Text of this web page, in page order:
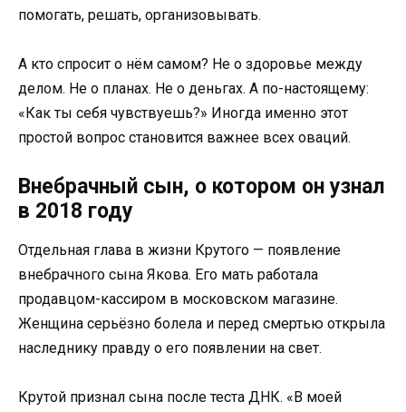
помогать, решать, организовывать.
А кто спросит о нём самом? Не о здоровье между
делом. Не о планах. Не о деньгах. А по-настоящему:
«Как ты себя чувствуешь?» Иногда именно этот
простой вопрос становится важнее всех оваций.
Внебрачный сын, о котором он узнал
в 2018 году
Отдельная глава в жизни Крутого — появление
внебрачного сына Якова. Его мать работала
продавцом-кассиром в московском магазине.
Женщина серьёзно болела и перед смертью открыла
наследнику правду о его появлении на свет.
Крутой признал сына после теста ДНК. «В моей